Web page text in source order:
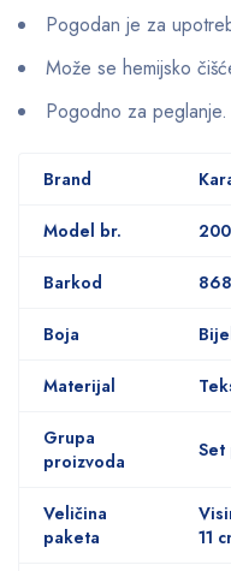
Pogodan je za
Može se hemijsko
Pogodno za peglanje.
Brand
Model br.
Barkod
Boja
Materijal
Grupa
proizvoda
Set
Veličina
paketa
11